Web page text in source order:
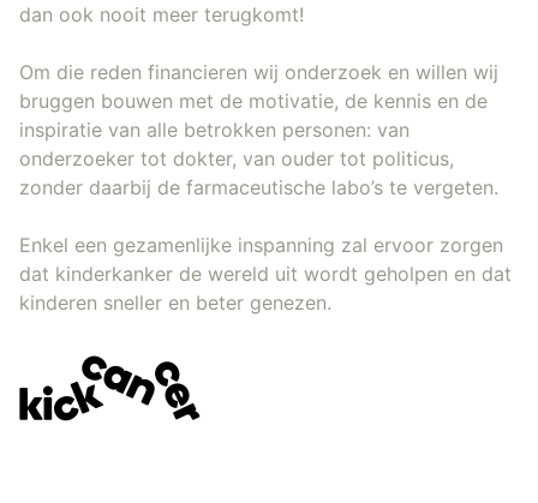
dan ook nooit meer terugkomt!
Om die reden financieren wij onderzoek en willen wij
bruggen bouwen met de motivatie, de kennis en de
inspiratie van alle betrokken personen: van
onderzoeker tot dokter, van ouder tot politicus,
zonder daarbij de farmaceutische labo’s te vergeten.
Enkel een gezamenlijke inspanning zal ervoor zorgen
dat kinderkanker de wereld uit wordt geholpen en dat
kinderen sneller en beter genezen.